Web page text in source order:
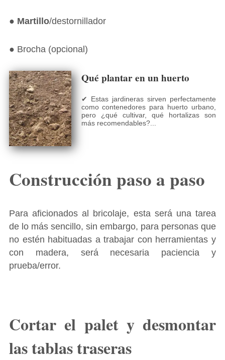
● Martillo/destornillador
● Brocha (opcional)
Qué plantar en un huerto
✔ Estas jardineras sirven perfectamente
como contenedores para huerto urbano,
pero ¿qué cultivar, qué hortalizas son
más recomendables?...
Construcción paso a paso
Para aficionados al bricolaje, esta será una tarea
de lo más sencillo, sin embargo, para personas que
no estén habituadas a trabajar con herramientas y
con madera, será necesaria paciencia y
prueba/error.
Cortar el palet y desmontar
las tablas traseras